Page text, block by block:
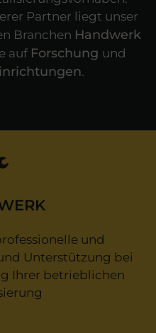
Partner liegt unser
Branchen Handwerk
auf Forschung und
.
und
Unterstützung bei
Ihrer betrieblichen